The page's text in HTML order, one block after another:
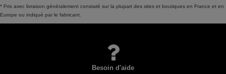
* Prix avec livraison généralement constaté sur la plupart des sites et boutiques en France et en
Europe ou indiqué par le fabricant.
Besoin d'aide